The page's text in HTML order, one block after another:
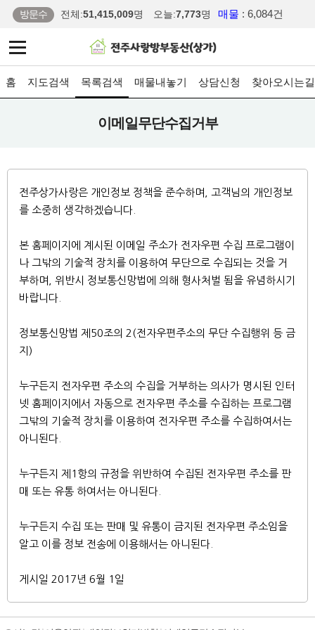
방문수 전체:51,415,009명 오늘:7,773명 매물 : 6,084건
홈 지도검색 목록검색 매물내놓기 상담신청 찾아오시는길
이메일무단수집거부
전주상가사랑은 개인정보 정책을 준수하며, 고객님의 개인정보
를 소중히 생각하겠습니다.
본 홈페이지에 계시된 이메일 주소가 전자우편 수집 프로그램이
나 그밖의 기술적 장치를 이용하여 무단으로 수집되는 것을 거
부하며, 위반시 정보통신망법에 의해 형사처벌 됨을 유념하시기
바랍니다.
정보통신망법 제50조의 2(전자우편주소의 무단 수집행위 등 금
지)
누구든지 전자우편 주소의 수집을 거부하는 의사가 명시된 인터
넷 홈페이지에서 자동으로 전자우편 주소를 수집하는 프로그램
그밖의 기술적 장치를 이용하여 전자우편 주소를 수집하여서는
아니된다.
누구든지 제1항의 규정을 위반하여 수집된 전자우편 주소를 판
매 또는 유통 하여서는 아니된다.
누구든지 수집 또는 판매 및 유통이 금지된 전자우편 주소임을
알고 이를 정보 전송에 이용해서는 아니된다.
게시일 2017년 6월 1일